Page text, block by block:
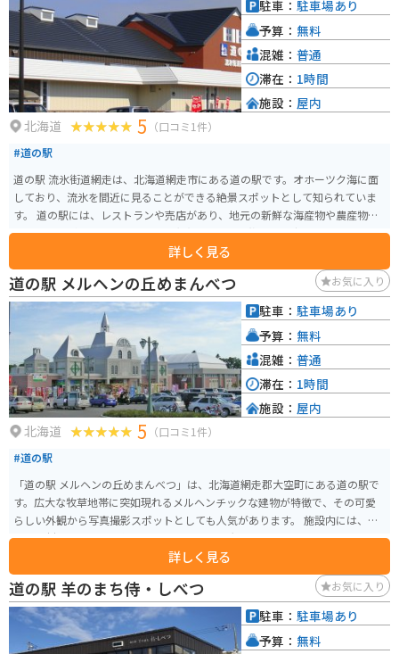
いスポットです。
北海道 5 （口コミ1件）
#道の駅
道の駅 流氷街道網走は、北海道網走市にある道の駅です。オホーツク海に面
しており、流氷を間近に見ることができる絶景スポットとして知られていま
す。 道の駅には、レストランや売店があり、地元の新鮮な海産物や農産物を
味わうことができます。お土産も充実しており、旅の思い出にぴったりです。
バイクで訪れる場合、駐車場は広く、休憩場所としても最適です。オホーツ
ク海沿いの道を走る爽快感は格別です。流氷の時期には、防寒対策をしっか
りとしておきましょう。 網走は、流氷以外にも、網走監獄や博物館網走監獄
などの観光スポットがあります。また、網走湖や能取湖など、自然豊かな場所
も魅力です。 網走を訪れた際には、ぜひ道の駅 流氷街道網走に立ち寄ってみ
てください。
詳しく見る
駐車： 駐車場あり
予算： 無料
混雑： 普通
滞在： 1時間
施設： 屋内
道の駅 メルヘンの丘めまんべつ お気に入り
北海道 5 （口コミ1件）
#道の駅
「道の駅 メルヘンの丘めまんべつ」は、北海道網走郡大空町にある道の駅で
す。広大な牧草地帯に突如現れるメルヘンチックな建物が特徴で、その可愛
らしい外観から写真撮影スポットとしても人気があります。 施設内には、地
元の食材をふんだんに使ったレストランや、大空町の特産品を販売する売店
があります。レストランでは、網走管内産の小麦を使ったパンや、地元産の
牛乳を使ったソフトクリームなどが人気です。売店では、大空町の特産品で
あるハスカップを使ったお菓子や、地元産の野菜などが販売されています。
バイクで訪れる場合、道の駅の正面に広々とした駐車場があり、休憩場所と
しても最適です。周辺は広大な景色が広がり、ツーリングにもおすすめです。
特に、網走方面から知床方面へ抜ける国道391号線は、オホーツク海と広大な
詳しく見る
駐車： 駐車場あり
予算： 無料
混雑： 普通
滞在： 1時間
施設： 屋内
道の駅 羊のまち侍・しべつ お気に入り
駐車： 駐車場あり
予算： 無料